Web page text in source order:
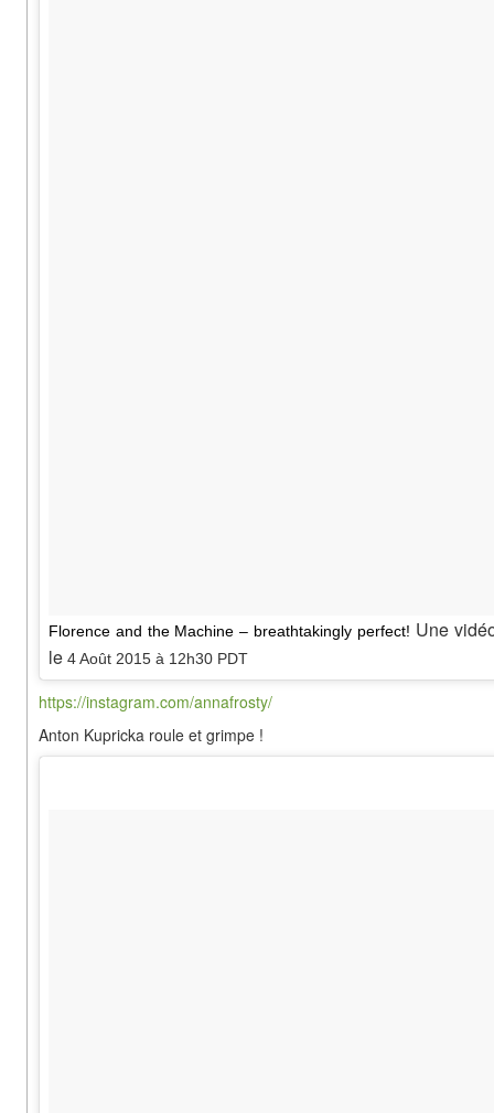
Florence and the Machine – breathtakingly perfect! Une
le 4 Août 2015 à 12h30 PDT
https://instagram.com/annafrosty/
Anton Kupricka roule et grimpe !